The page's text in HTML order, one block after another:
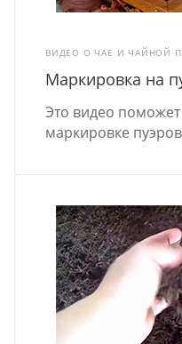
ВИДЕО О ЧАЕ И ЧАЙНОЙ
Маркировка на
Это видео
маркировке